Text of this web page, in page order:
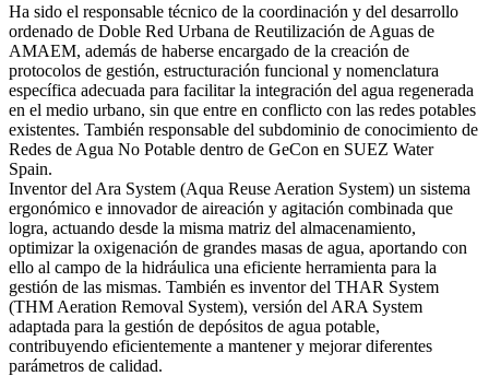
Ha sido el responsable técnico de la coordinación y del desarrollo
ordenado de Doble Red Urbana de Reutilización de Aguas de
AMAEM, además de haberse encargado de la creación de
protocolos de gestión, estructuración funcional y nomenclatura
específica adecuada para facilitar la integración del agua regenerada
en el medio urbano, sin que entre en conflicto con las redes potables
existentes. También responsable del subdominio de conocimiento de
Redes de Agua No Potable dentro de GeCon en SUEZ Water
Spain.
Inventor del Ara System (Aqua Reuse Aeration System) un sistema
ergonómico e innovador de aireación y agitación combinada que
logra, actuando desde la misma matriz del almacenamiento,
optimizar la oxigenación de grandes masas de agua, aportando con
ello al campo de la hidráulica una eficiente herramienta para la
gestión de las mismas. También es inventor del THAR System
(THM Aeration Removal System), versión del ARA System
adaptada para la gestión de depósitos de agua potable,
contribuyendo eficientemente a mantener y mejorar diferentes
parámetros de calidad.